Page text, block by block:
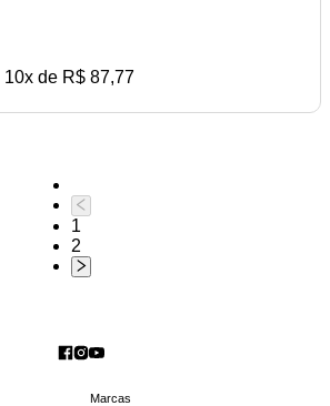
10x de R$ 87,77
1
2
Marcas